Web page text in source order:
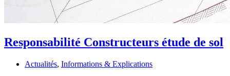
Responsabilité Constructeurs étude de sol
Actualités, Informations & Explications